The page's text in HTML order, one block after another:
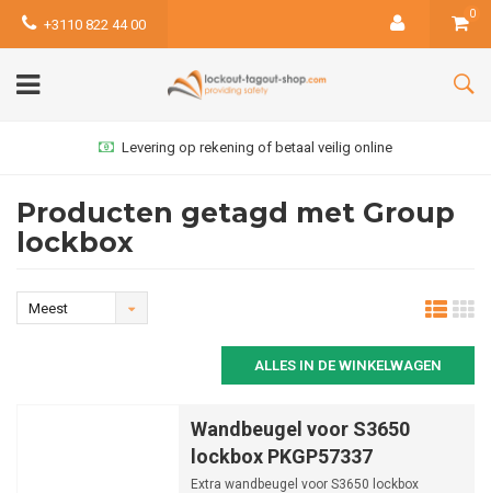
+3110 822 44 00
0
Levering op rekening of betaal veilig online
Producten getagd met Group
lockbox
Meest
ALLES IN DE WINKELWAGEN
Wandbeugel voor S3650
lockbox PKGP57337
Extra wandbeugel voor S3650 lockbox